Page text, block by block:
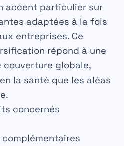
accent particulier sur
adaptées à la fois
entreprises. Ce
répond à une
couverture globale,
la santé que les aléas
concernés